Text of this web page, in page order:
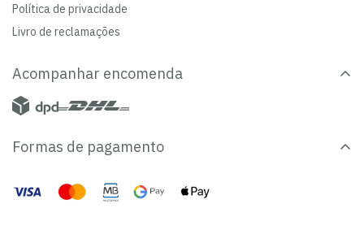
Política de privacidade
Livro de reclamações
Acompanhar encomenda
Formas de pagamento